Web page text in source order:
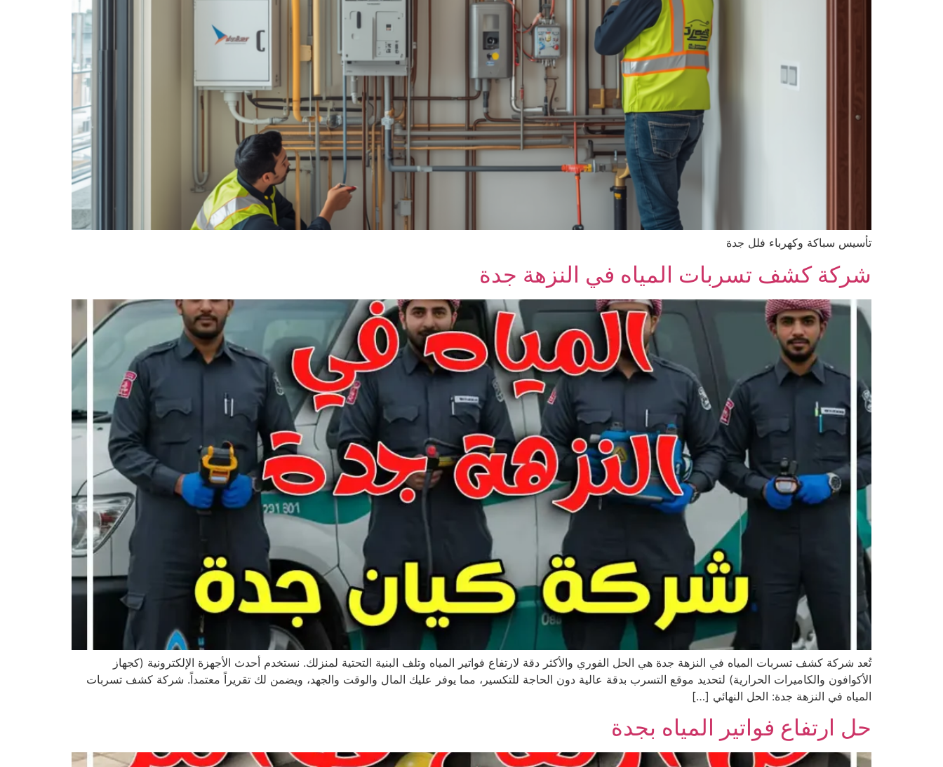
تأسيس سباكة وكهرباء فلل جدة
شركة كشف تسربات المياه في النزهة جدة
تُعد شركة كشف تسربات المياه في النزهة جدة هي الحل الفوري والأكثر دقة لارتفاع فواتير المياه وتلف البنية التحتية لمنزلك. نستخدم أحدث الأجهزة الإلكترونية (كجهاز
الأكوافون والكاميرات الحرارية) لتحديد موقع التسرب بدقة عالية دون الحاجة للتكسير، مما يوفر عليك المال والوقت والجهد، ويضمن لك تقريراً معتمداً. شركة كشف تسربات
المياه في النزهة جدة: الحل النهائي […]
حل ارتفاع فواتير المياه بجدة